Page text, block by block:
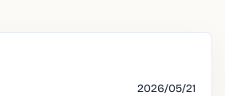
2026/05/21